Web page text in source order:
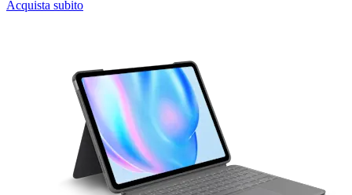
Acquista subito